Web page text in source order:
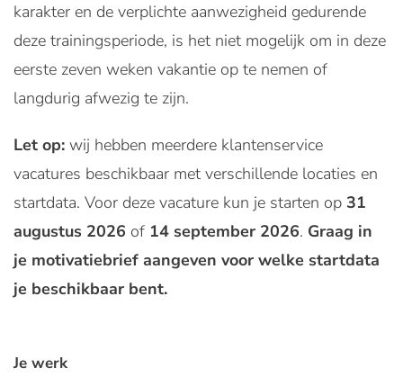
karakter en de verplichte aanwezigheid gedurende
deze trainingsperiode, is het niet mogelijk om in deze
eerste zeven weken vakantie op te nemen of
langdurig afwezig te zijn.
Let op: wij hebben meerdere klantenservice
vacatures beschikbaar met verschillende locaties en
startdata. Voor deze vacature kun je starten op 31
augustus 2026 of 14 september 2026. Graag in
je motivatiebrief aangeven voor welke startdata
je beschikbaar bent.
Je werk